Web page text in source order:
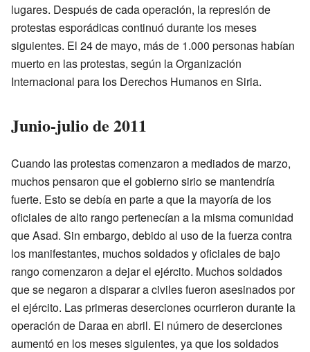
lugares. Después de cada operación, la represión de
protestas esporádicas continuó durante los meses
siguientes. El 24 de mayo, más de 1.000 personas habían
muerto en las protestas, según la Organización
Internacional para los Derechos Humanos en Siria.
Junio-julio de 2011
Cuando las protestas comenzaron a mediados de marzo,
muchos pensaron que el gobierno sirio se mantendría
fuerte. Esto se debía en parte a que la mayoría de los
oficiales de alto rango pertenecían a la misma comunidad
que Asad. Sin embargo, debido al uso de la fuerza contra
los manifestantes, muchos soldados y oficiales de bajo
rango comenzaron a dejar el ejército. Muchos soldados
que se negaron a disparar a civiles fueron asesinados por
el ejército. Las primeras deserciones ocurrieron durante la
operación de Daraa en abril. El número de deserciones
aumentó en los meses siguientes, ya que los soldados